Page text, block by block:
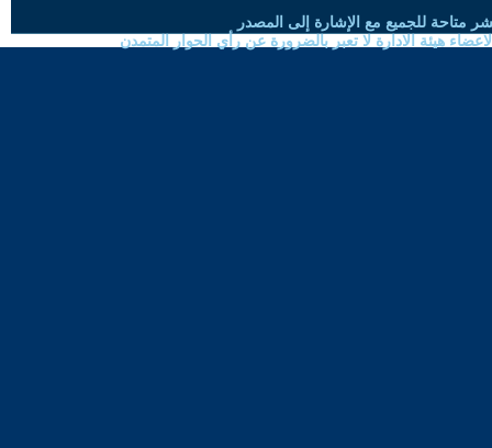
متاحة للجميع مع الإشارة إلى المصدر
هيئة الادارة لا تعبر بالضرورة عن رأي الحوار المتمدن